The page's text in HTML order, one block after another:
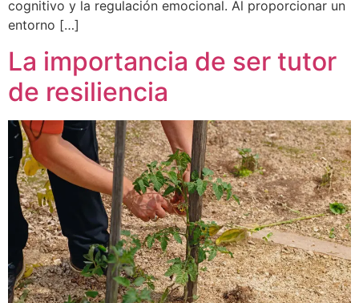
cognitivo y la regulación emocional. Al proporcionar un
entorno […]
La importancia de ser tutor
de resiliencia